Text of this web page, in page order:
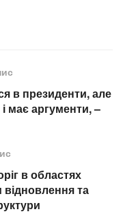
в президенти, але
має аргументи, –
в областях
та